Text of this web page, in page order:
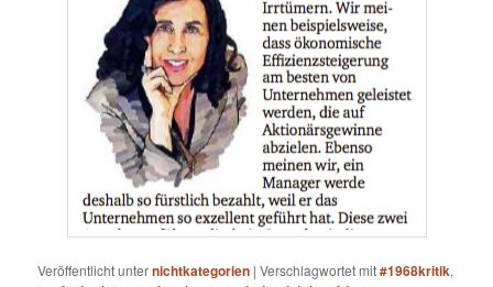
Veröffentlicht unternichtkategorien |Verschlagwortet mit#1968kritik,